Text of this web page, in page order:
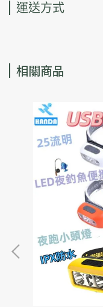
運送方式
相關商品